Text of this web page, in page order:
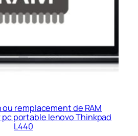
remplacement de RAM
pc portable lenovo Thinkpad
L440